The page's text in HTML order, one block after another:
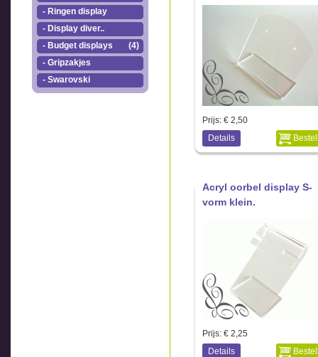
- Ringen display
- Display diver..
- Budget displays
(4)
- Gripzakjes
- Swarovski
Prijs: € 2,50
Details
Acryl oorbel display S-
vorm klein.
Prijs: € 2,25
Details